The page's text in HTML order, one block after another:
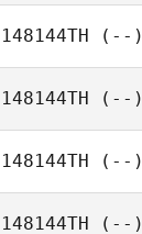
148144TH (--)
148144TH (--)
148144TH (--)
148144TH (--)